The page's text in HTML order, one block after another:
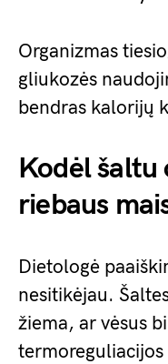
Organizmas
gliukozės
bendras kalorijų
Kodėl
riebaus
Dietologė
nesitikėjau.
žiema, ar vėsus